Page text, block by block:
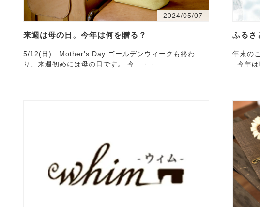
2024/05/07
来週は母の日。今年は何を贈る？
5/12(日) Mother's Day ゴールデンウィークも終わ
り、来週初めには母の日です。 今・・・
ふるさ
年末の
今年は